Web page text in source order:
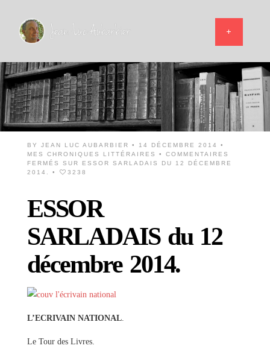
BY JEAN LUC AUBARBIER
• 14 DÉCEMBRE 2014 •
MES CHRONIQUES LITTÉRAIRES
• COMMENTAIRES
FERMÉS
SUR ESSOR SARLADAIS DU 12 DÉCEMBRE
2014.
• 3238
ESSOR
SARLADAIS du 12
décembre 2014.
L’ECRIVAIN NATIONAL.
Le Tour des Livres.